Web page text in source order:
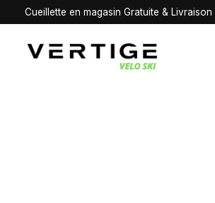
Cueillette en magasin Gratuite & Livraison